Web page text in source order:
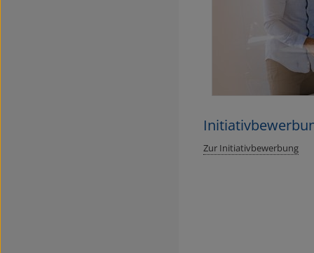
Zur Initiativbewerbung